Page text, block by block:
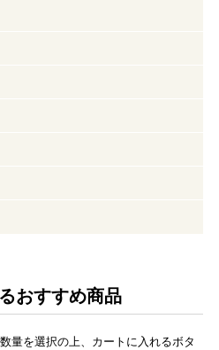
おすすめ商品
量を選択の上、カートに入れるボタ